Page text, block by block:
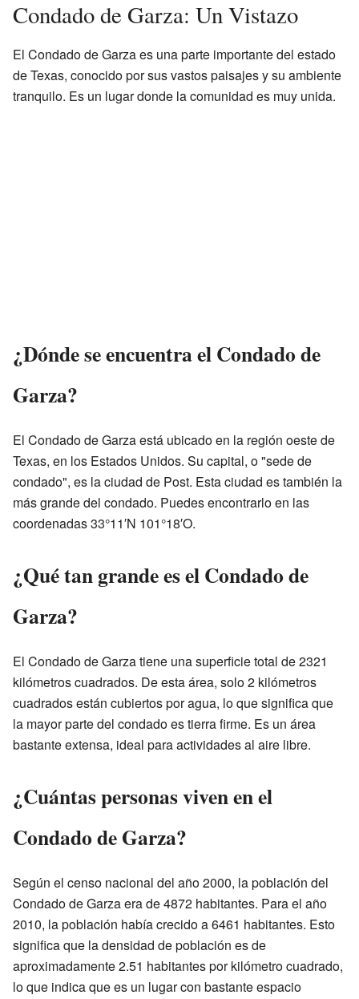
Condado de Garza: Un Vistazo
El Condado de Garza es una parte importante del estado
de Texas, conocido por sus vastos paisajes y su ambiente
tranquilo. Es un lugar donde la comunidad es muy unida.
¿Dónde se encuentra el Condado de
Garza?
El Condado de Garza está ubicado en la región oeste de
Texas, en los Estados Unidos. Su capital, o "sede de
condado", es la ciudad de Post. Esta ciudad es también la
más grande del condado. Puedes encontrarlo en las
coordenadas 33°11′N 101°18′O.
¿Qué tan grande es el Condado de
Garza?
El Condado de Garza tiene una superficie total de 2321
kilómetros cuadrados. De esta área, solo 2 kilómetros
cuadrados están cubiertos por agua, lo que significa que
la mayor parte del condado es tierra firme. Es un área
bastante extensa, ideal para actividades al aire libre.
¿Cuántas personas viven en el
Condado de Garza?
Según el censo nacional del año 2000, la población del
Condado de Garza era de 4872 habitantes. Para el año
2010, la población había crecido a 6461 habitantes. Esto
significa que la densidad de población es de
aproximadamente 2.51 habitantes por kilómetro cuadrado,
lo que indica que es un lugar con bastante espacio